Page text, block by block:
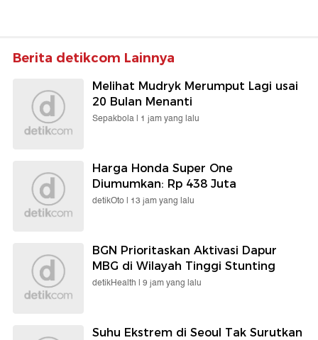
Berita detikcom Lainnya
Melihat Mudryk Merumput Lagi usai
20 Bulan Menanti
Sepakbola | 1 jam yang lalu
Harga Honda Super One
Diumumkan: Rp 438 Juta
detikOto | 13 jam yang lalu
BGN Prioritaskan Aktivasi Dapur
MBG di Wilayah Tinggi Stunting
detikHealth | 9 jam yang lalu
Suhu Ekstrem di Seoul Tak Surutkan